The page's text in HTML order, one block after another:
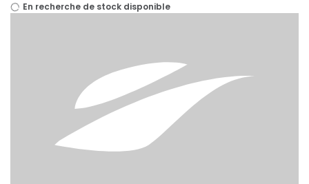
En recherche de stock disponible